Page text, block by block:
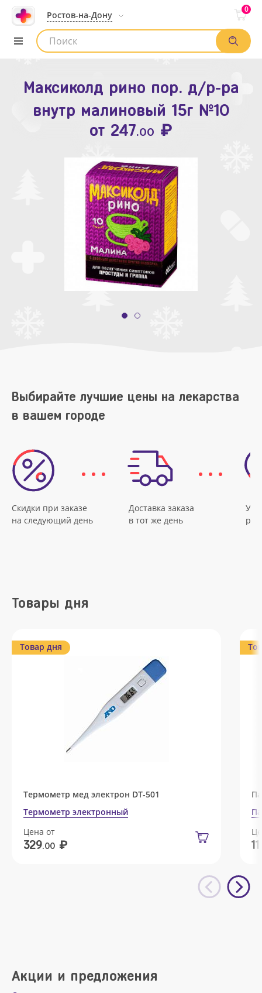
Ростов-на-Дону
0
Список аптек
Максиколд рино пор. д/р-ра
внутр малиновый 15г №10
от 247.00 ₽
Зодак таб. п.п.о. 10мг №10
от109.80 ₽
Выбирайте лучшие цены на лекарства
в вашем городе
Скидки при заказе
на следующий день
Доставка заказа
в тот же день
Товары дня
Товар дня
Термометр мед электрон DT-501
Термометр электронный
Цена от
329.00 ₽ 11
Акции и предложения